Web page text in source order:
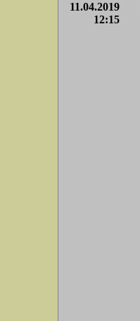
11.04.2019
12:15